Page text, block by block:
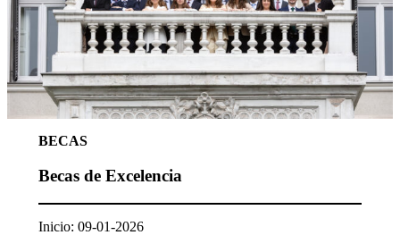
BECAS
Becas de Excelencia
Inicio: 09-01-2026